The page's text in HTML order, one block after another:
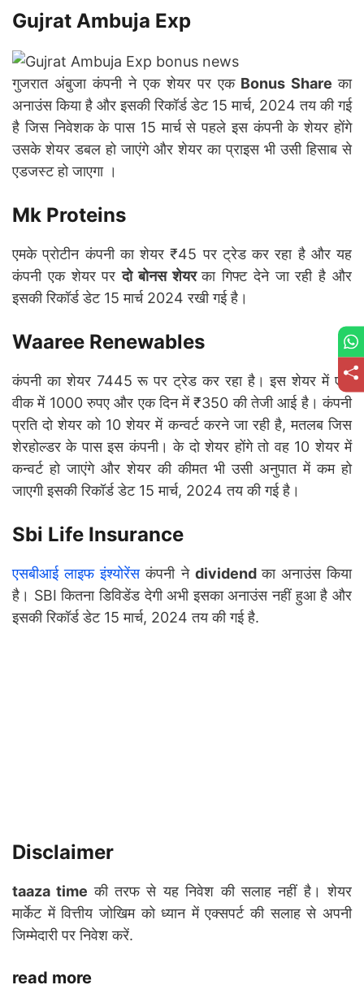
Gujrat Ambuja Exp
गुजरात अंबुजा कंपनी ने एक शेयर पर एकBonus Shareका
अनाउंस किया है और इसकी रिकॉर्ड डेट 15 मार्च, 2024 तय की गई
है जिस निवेशक के पास 15 मार्च से पहले इस कंपनी के शेयर होंगे
उसके शेयर डबल हो जाएंगे और शेयर का प्राइस भी उसी हिसाब से
एडजस्ट हो जाएगा ।
Mk Proteins
एमके प्रोटीन कंपनी का शेयर ₹45 पर ट्रेड कर रहा है और यह
कंपनी एक शेयर परदो बोनस शेयरका गिफ्ट देने जा रही है और
इसकी रिकॉर्ड डेट 15 मार्च 2024 रखी गई है।
Waaree Renewables
कंपनी का शेयर 7445 रू पर ट्रेड कर रहा है। इस शेयर में एक
वीक में 1000 रुपए और एक दिन में ₹350 की तेजी आई है। कंपनी
प्रति दो शेयर को 10 शेयर में कन्वर्ट करने जा रही है, मतलब जिस
शेरहोल्डर के पास इस कंपनी। के दो शेयर होंगे तो वह 10 शेयर में
कन्वर्ट हो जाएंगे और शेयर की कीमत भी उसी अनुपात में कम हो
जाएगी इसकी रिकॉर्ड डेट 15 मार्च, 2024 तय की गई है।
Sbi Life Insurance
एसबीआई लाइफ इंश्योरेंसकंपनी ने dividendका अनाउंस किया
है। SBI कितना डिविडेंड देगी अभी इसका अनाउंस नहीं हुआ है और
इसकी रिकॉर्ड डेट 15 मार्च, 2024 तय की गई है.
Disclaimer
taaza timeकी तरफ से यह निवेश की सलाह नहीं है। शेयर
मार्केट में वित्तीय जोखिम को ध्यान में एक्सपर्ट की सलाह से अपनी
जिम्मेदारी पर निवेश करें.
read more